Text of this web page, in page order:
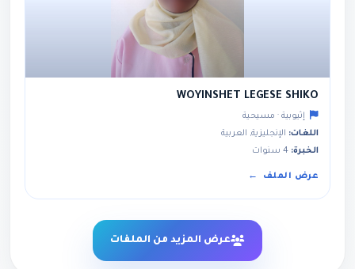
WOYINSHET LEGESE SHIKO
إثيوبية · مسيحية
اللغات: الإنجليزية, العربية
الخبرة:
عرض الملف
عرض المزيد من الملفات